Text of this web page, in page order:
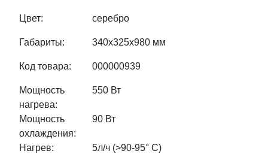
Цвет: серебро
Габариты: 340х325х980 мм
Код товара: 000000939
Мощность
нагрева:
550 Вт
Мощность
охлаждения:
90 Вт
Нагрев: 5л/ч (>90-95° С)